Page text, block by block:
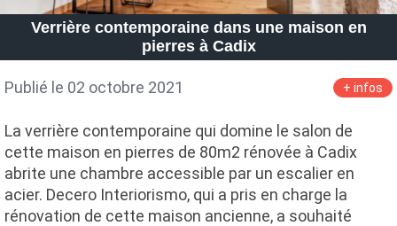
Verrière contemporaine dans une maison en
pierres à Cadix
Publié le 02 octobre 2021 + infos
La verrière contemporaine qui domine le salon de
cette maison en pierres de 80m2 rénovée à Cadix
abrite une chambre accessible par un escalier en
acier. Decero Interiorismo, qui a pris en charge la
rénovation de cette maison ancienne, a souhaité